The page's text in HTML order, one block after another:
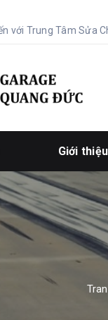
với Trung Tâm Sửa
Giới thiệu